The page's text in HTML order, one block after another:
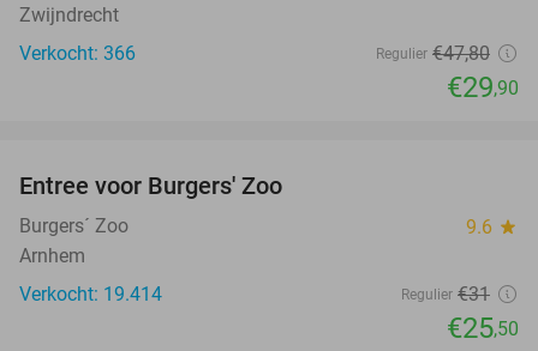
Zwijndrecht
Verkocht: 366
Regulier €47,80
€29,90
Entree voor Burgers' Zoo
Burgers´ Zoo 9.6 star
Arnhem
Verkocht: 19.414
Regulier €31
€25,50